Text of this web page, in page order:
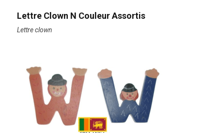
Lettre Clown N Couleur Assortis
Lettre clown